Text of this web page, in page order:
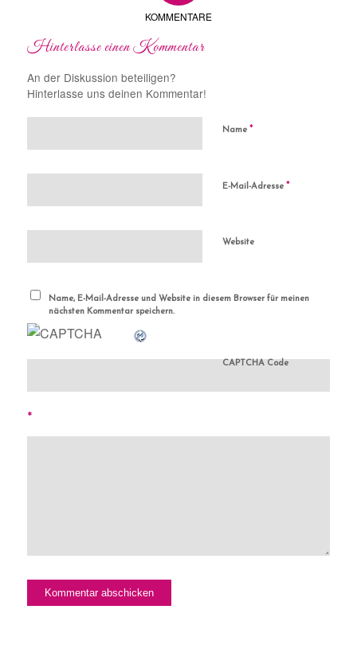
KOMMENTARE
Hinterlasse einen Kommentar
An der Diskussion beteiligen?
Hinterlasse uns deinen Kommentar!
Name *
E-Mail-Adresse *
Website
Name, E-Mail-Adresse und Website in diesem Browser für meinen
nächsten Kommentar speichern.
CAPTCHA Code
*